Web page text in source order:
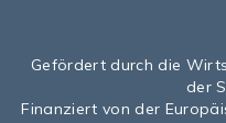
Gefördert durch die
der
Finanziert von der